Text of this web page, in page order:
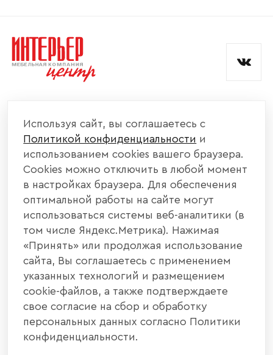
КАТАЛОГ МЕБЕЛИ
ИНФОРМАЦИЯ
НАШИ КОНТАКТЫ
+7 800 700 20 58
440004, г. Пенза, ул. Рябова, д. 31
info@interier-center.ru
Согласен с
и обработкой данных.
Используя сайт, вы соглашаетесь с
Политикой конфиденциальности и
использованием cookies вашего браузера.
Cookies можно отключить в любой момент
в настройках браузера. Для обеспечения
оптимальной работы на сайте могут
использоваться системы веб-аналитики (в
том числе Яндекс.Метрика). Нажимая
«Принять» или продолжая использование
сайта, Вы соглашаетесь с применением
указанных технологий и размещением
cookie-файлов, а также подтверждаете
свое согласие на сбор и обработку
персональных данных согласно Политики
конфиденциальности.